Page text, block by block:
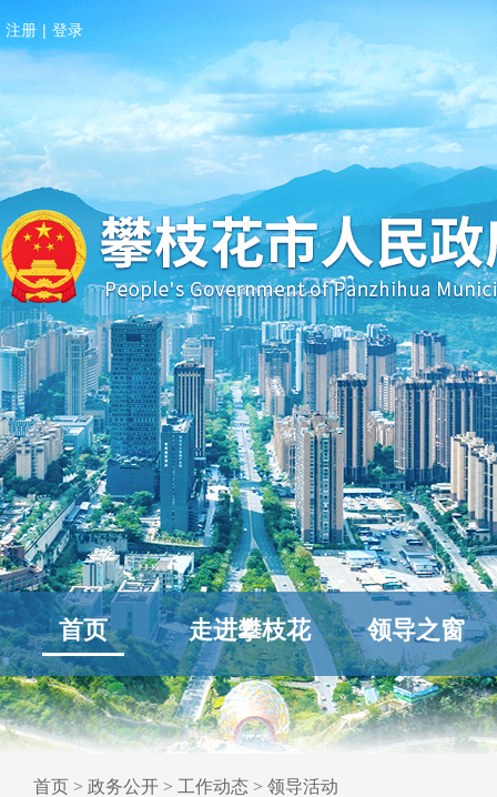
注册 | 登录
首页 走进攀枝花 领导之窗
首页 > 政务公开 > 工作动态 > 领导活动